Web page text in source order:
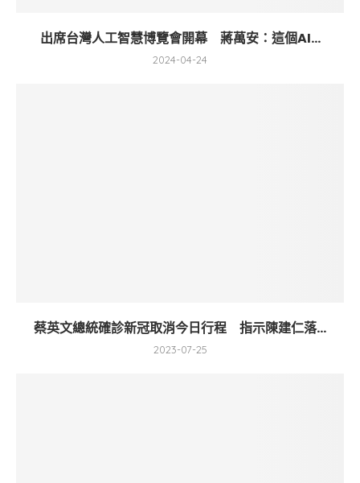
出席台灣人工智慧博覽會開幕 蔣萬安：這個AI...
2024-04-24
蔡英文總統確診新冠取消今日行程 指示陳建仁落...
2023-07-25